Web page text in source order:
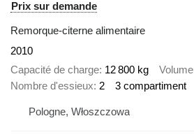
Prix sur demande
Remorque-citerne alimentaire
2010
Capacité de charge 12 800 kg Volume
Nombre d'essieux 2 3 compartiment
Pologne, Włoszczowa